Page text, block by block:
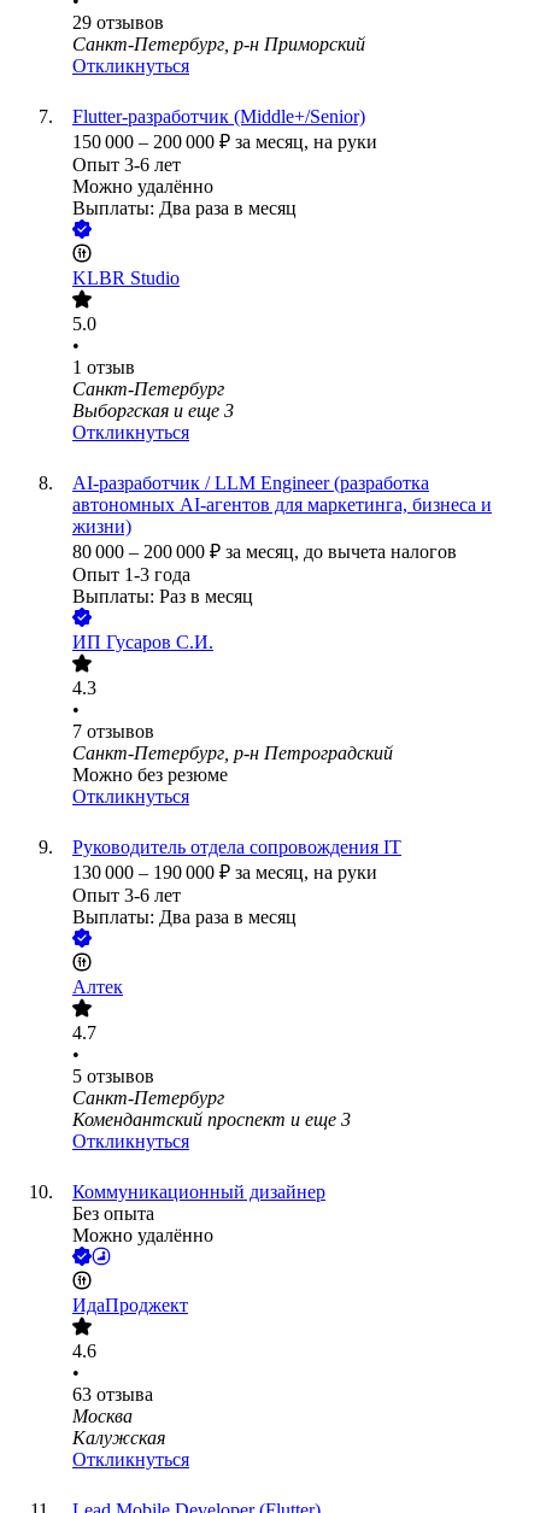
29 отзывов
Санкт-Петербург, р-н Приморский
Откликнуться
Flutter-разработчик (Middle+/Senior)
150 000 – 200 000 ₽ за месяц, на руки
Опыт 3-6 лет
Можно удалённо
Выплаты: Два раза в месяц
KLBR Studio
5.0
•
1 отзыв
Санкт-Петербург
Выборгская и еще 3
Откликнуться
AI-разработчик / LLM Engineer (разработка
автономных AI-агентов для маркетинга, бизнеса и
жизни)
80 000 – 200 000 ₽ за месяц, до вычета налогов
Опыт 1-3 года
Выплаты: Раз в месяц
ИП Гусаров С.И.
4.3
•
7 отзывов
Санкт-Петербург, р-н Петроградский
Можно без резюме
Откликнуться
Руководитель отдела сопровождения IT
130 000 – 190 000 ₽ за месяц, на руки
Опыт 3-6 лет
Выплаты: Два раза в месяц
Алтек
4.7
•
5 отзывов
Санкт-Петербург
Комендантский проспект и еще 3
Откликнуться
Коммуникационный дизайнер
Без опыта
Можно удалённо
ИдаПроджект
4.6
•
63 отзыва
Москва
Калужская
Откликнуться